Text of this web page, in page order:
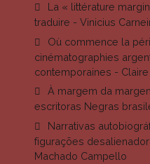
La « littérature
traduire - Vinicius
Où commence la
cinématographies
contemporaines -
À margem da
escritoras Negras
Narrativas
figurações
Machado Campello